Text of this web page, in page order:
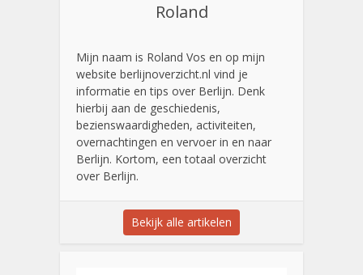
Roland
Mijn naam is Roland Vos en op mijn
website berlijnoverzicht.nl vind je
informatie en tips over Berlijn. Denk
hierbij aan de geschiedenis,
bezienswaardigheden, activiteiten,
overnachtingen en vervoer in en naar
Berlijn. Kortom, een totaal overzicht
over Berlijn.
Bekijk alle artikelen